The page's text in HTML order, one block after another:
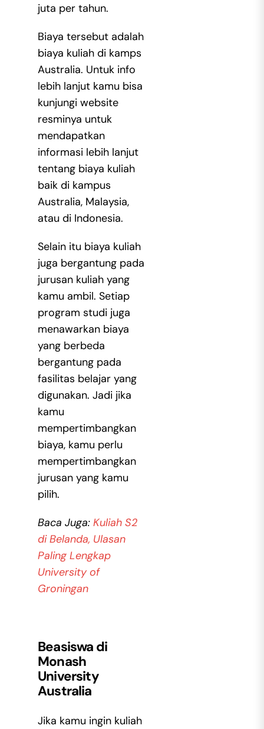
juta per tahun.
Biaya tersebut adalah
biaya kuliah di kamps
Australia. Untuk info
lebih lanjut kamu bisa
kunjungi website
resminya untuk
mendapatkan
informasi lebih lanjut
tentang biaya kuliah
baik di kampus
Australia, Malaysia,
atau di Indonesia.
Selain itu biaya kuliah
juga bergantung pada
jurusan kuliah yang
kamu ambil. Setiap
program studi juga
menawarkan biaya
yang berbeda
bergantung pada
fasilitas belajar yang
digunakan. Jadi jika
kamu
mempertimbangkan
biaya, kamu perlu
mempertimbangkan
jurusan yang kamu
pilih.
Baca Juga: Kuliah S2
di Belanda, Ulasan
Paling Lengkap
University of
Groningan
Beasiswa di
Monash
University
Australia
Jika kamu ingin kuliah